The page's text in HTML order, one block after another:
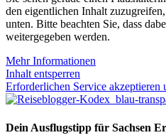
den eigentlichen Inhalt
unten. Bitte beachten Sie, dass
weitergegeben werden.
Mehr Informationen
Inhalt entsperren
Erforderlichen Service akzeptieren
Dein Ausflugstipp für Sachsen